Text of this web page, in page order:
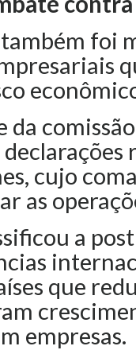
foi
da
cujo
as
a
que
empresas.